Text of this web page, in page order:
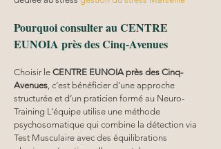
Pourquoi consulter au CENTRE
EUNOIA près des Cinq-Avenues
Choisir le CENTRE EUNOIA près des Cinq-
Avenues , c’est bénéficier d’une approche
structurée et d’un praticien formé au Neuro-
Training L’équipe utilise une méthode
psychosomatique qui combine la détection via
Test Musculaire avec des équilibrations